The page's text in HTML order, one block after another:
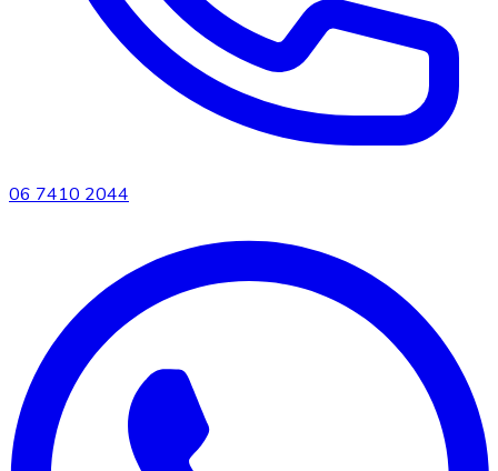
06 7410 2044